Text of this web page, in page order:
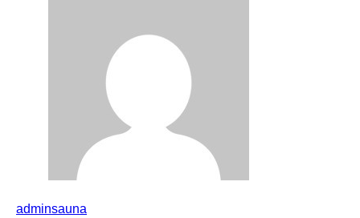
adminsauna